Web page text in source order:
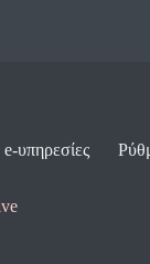
e-υπηρεσίες